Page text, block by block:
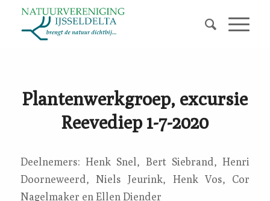
Plantenwerkgroep, excursie
Reevediep 1-7-2020
Deelnemers: Henk Snel, Bert Siebrand, Henri
Doorneweerd, Niels Jeurink, Henk Vos, Cor
Nagelmaker en Ellen Diender